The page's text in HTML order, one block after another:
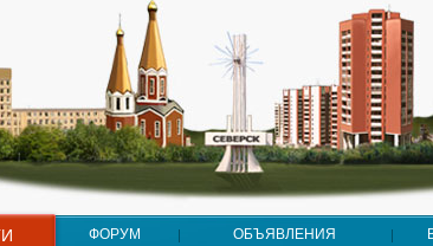
ФОРУМ ОБЪЯВЛЕНИЯ